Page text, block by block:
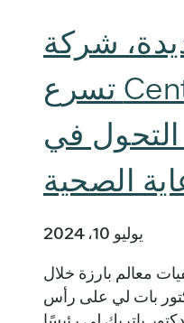
شركة
Central Health تسرع
في
الصحية
يوليو 10، 2024
معالم بارزة خلال
بات لي على رأس